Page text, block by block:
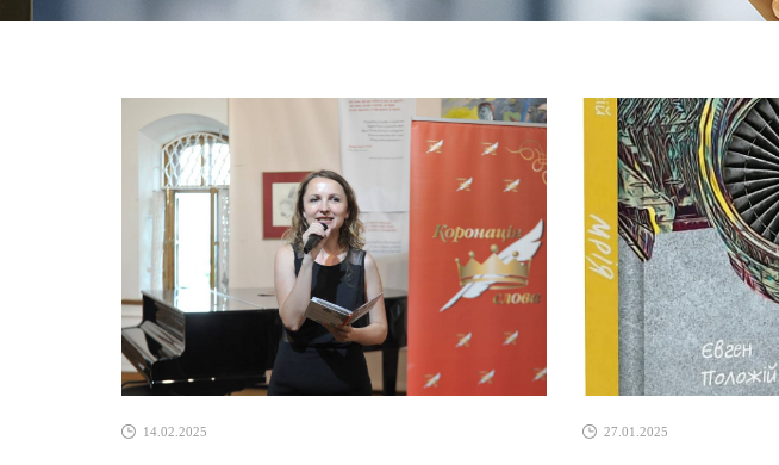
14.02.2025 27.01.2025